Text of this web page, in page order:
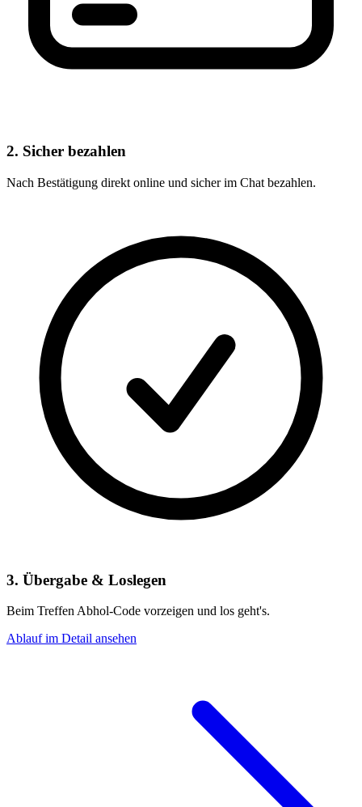
2. Sicher bezahlen
Nach Bestätigung direkt online und sicher im Chat bezahlen.
3. Übergabe & Loslegen
Beim Treffen Abhol-Code vorzeigen und los geht's.
Ablauf im Detail ansehen